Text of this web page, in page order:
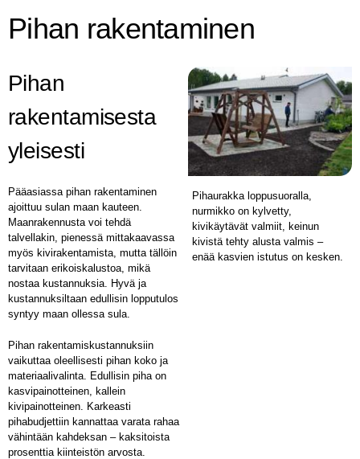
Pihan rakentaminen
Pihan
rakentamisesta
yleisesti
Pääasiassa pihan rakentaminen
ajoittuu sulan maan kauteen.
Maanrakennusta voi tehdä
talvellakin, pienessä mittakaavassa
myös kivirakentamista, mutta tällöin
tarvitaan erikoiskalustoa, mikä
nostaa kustannuksia. Hyvä ja
kustannuksiltaan edullisin lopputulos
syntyy maan ollessa sula.
Pihan rakentamiskustannuksiin
vaikuttaa oleellisesti pihan koko ja
materiaalivalinta. Edullisin piha on
kasvipainotteinen, kallein
kivipainotteinen. Karkeasti
pihabudjettiin kannattaa varata rahaa
vähintään kahdeksan – kaksitoista
prosenttia kiinteistön arvosta.
Pihaurakka loppusuoralla,
nurmikko on kylvetty,
kivikäytävät valmiit, keinun
kivistä tehty alusta valmis –
enää kasvien istutus on kesken.